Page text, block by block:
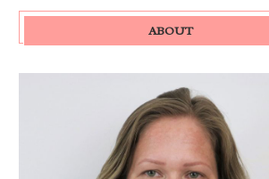
ABOUT